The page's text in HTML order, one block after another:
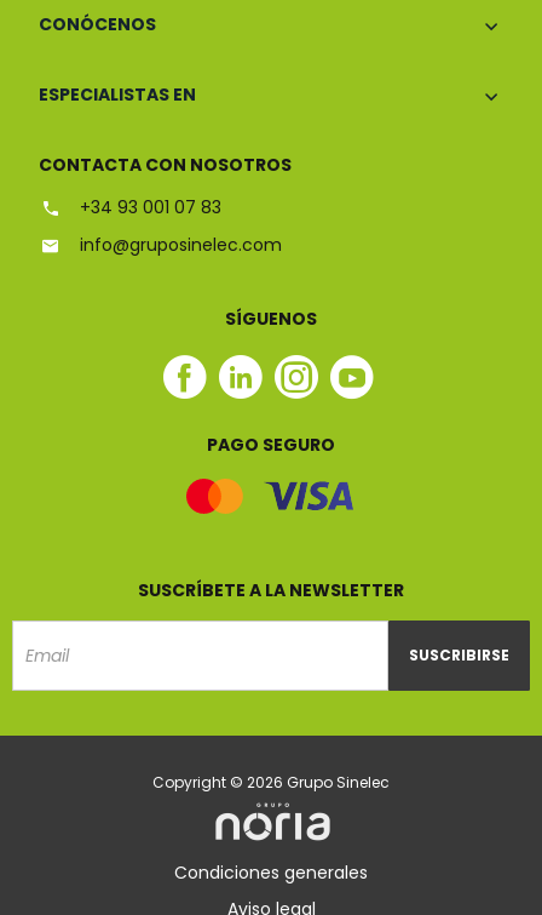
CONÓCENOS
ESPECIALISTAS EN
CONTACTA CON NOSOTROS
+34 93 001 07 83
info@gruposinelec.com
SÍGUENOS
Facebook
Linkedin
Instagram
Youtube
PAGO SEGURO
SUSCRÍBETE A LA NEWSLETTER
SUSCRIBIRSE
Copyright © 2026 Grupo Sinelec
Condiciones generales
Aviso legal